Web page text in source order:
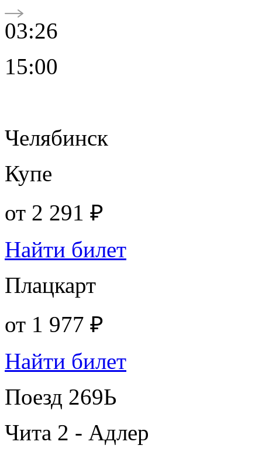
03:26
15:00
Челябинск
Купе
от 2 291 ₽
Найти билет
Плацкарт
от 1 977 ₽
Найти билет
Поезд 269Ь
Чита 2 - Адлер